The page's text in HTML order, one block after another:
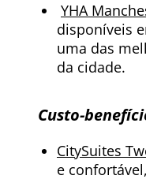
YHA
disponíveis
uma das
da cidade.
Custo-
CitySuites
e